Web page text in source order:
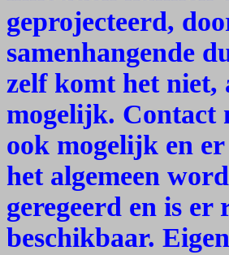
geprojecteerd,
samenhangende
zelf komt het niet,
mogelijk. Contact
ook mogelijk en
het algemeen
geregeerd en is
beschikbaar.